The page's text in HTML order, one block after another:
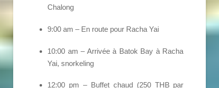
Chalong
9:00 am – En route pour Racha Yai
10:00 am – Arrivée à Batok Bay à Racha
Yai, snorkeling
12:00 pm – Buffet chaud (250 THB par